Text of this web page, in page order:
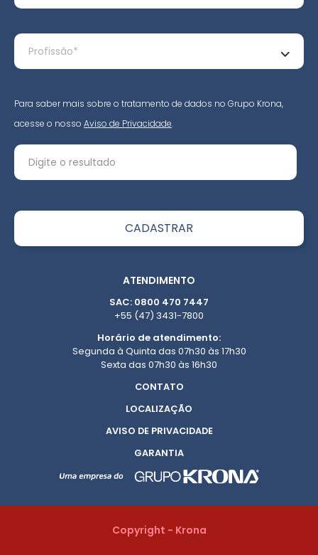
Para saber mais sobre o tratamento de dados no Grupo Krona,
acesse o nosso Aviso de Privacidade.
ATENDIMENTO
SAC: 0800 470 7447
+55 (47) 3431-7800
Horário de atendimento:
Segunda à Quinta das 07h30 às 17h30
Sexta das 07h30 às 16h30
CONTATO
LOCALIZAÇÃO
AVISO DE PRIVACIDADE
GARANTIA
Copyright - Krona